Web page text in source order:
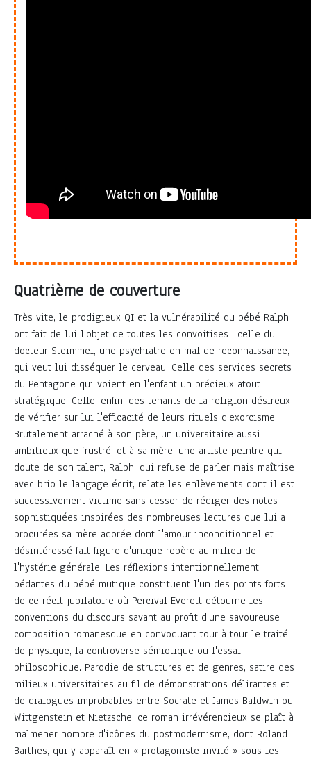
Quatrième de couverture
Très vite, le prodigieux QI et la vulnérabilité du bébé Ralph
ont fait de lui l'objet de toutes les convoitises : celle du
docteur Steimmel, une psychiatre en mal de reconnaissance,
qui veut lui disséquer le cerveau. Celle des services secrets
du Pentagone qui voient en l'enfant un précieux atout
stratégique. Celle, enfin, des tenants de la religion désireux
de vérifier sur lui l'efficacité de leurs rituels d'exorcisme...
Brutalement arraché à son père, un universitaire aussi
ambitieux que frustré, et à sa mère, une artiste peintre qui
doute de son talent, Ralph, qui refuse de parler mais maîtrise
avec brio le langage écrit, relate les enlèvements dont il est
successivement victime sans cesser de rédiger des notes
sophistiquées inspirées des nombreuses lectures que lui a
procurées sa mère adorée dont l'amour inconditionnel et
désintéressé fait figure d'unique repère au milieu de
l'hystérie générale. Les réflexions intentionnellement
pédantes du bébé mutique constituent l'un des points forts
de ce récit jubilatoire où Percival Everett détourne les
conventions du discours savant au profit d'une savoureuse
composition romanesque en convoquant tour à tour le traité
de physique, la controverse sémiotique ou l'essai
philosophique. Parodie de structures et de genres, satire des
milieux universitaires au fil de démonstrations délirantes et
de dialogues improbables entre Socrate et James Baldwin ou
Wittgenstein et Nietzsche, ce roman irrévérencieux se plaît à
malmener nombre d'icônes du postmodernisme, dont Roland
Barthes, qui y apparaît en « protagoniste invité » sous les